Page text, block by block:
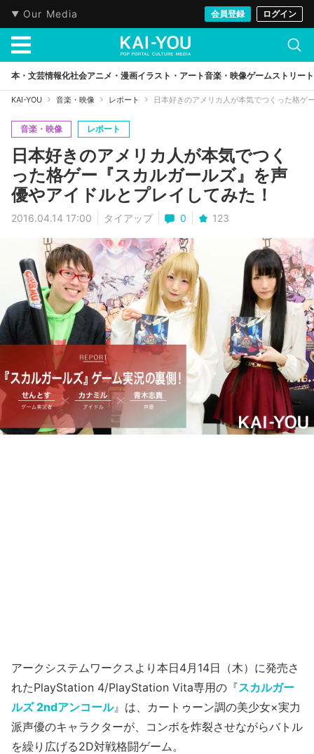
Our Media 会員登録 ログイン
本・文芸情報化社会アニメ・漫画イラスト・アート音楽・映像ゲームストリート
KAI-YOU 音楽・映像 レポート 日本好きのアメリカ人が本気でつくった格ゲ
音楽・映像 レポート
日本好きのアメリカ人が本気でつく
った格ゲー『スカルガールズ』を声
優やアイドルとプレイしてみた！
2016.04.14 17:00 タイアップ 0 123
アークシステムワークスより本日4月14日（木）に発売さ
れたPlayStation 4/PlayStation Vita専用の『スカルガー
ルズ 2ndアンコール』は、カートゥーン調の美少女×実力
派声優のキャラクターが、コンボを炸裂させながらバトル
を繰り広げる2D対戦格闘ゲーム。